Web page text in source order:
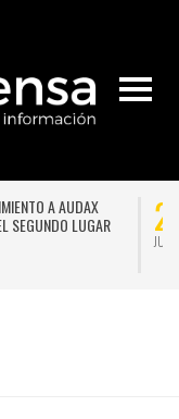
NACE LA PRIMERA
CHILE PARA FORMAR EN